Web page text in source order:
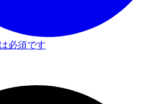
必須です